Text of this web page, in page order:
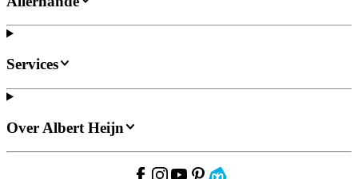
Services
Over Albert Heijn